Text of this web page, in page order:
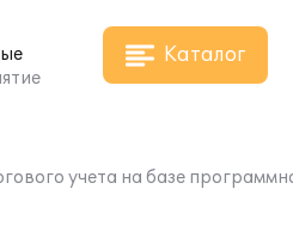
Каталог
учета на базе